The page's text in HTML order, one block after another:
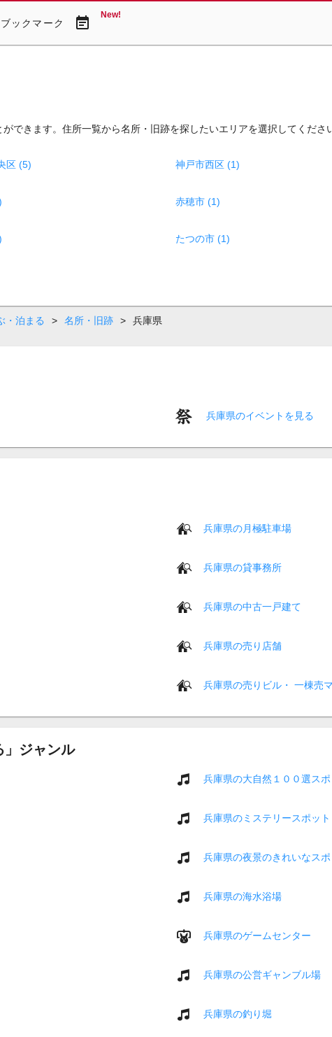
ブックマーク event_note New!
できます。住所一覧から名所・旧跡を探したいエリアを選択してくださ
区 (5) 神戸市西区 (1)
赤穂市 (1)
たつの市 (1)
泊まる > 名所・旧跡 > 兵庫県
兵庫県のイベントを見る
兵庫県の月極駐車場
兵庫県の貸事務所
兵庫県の中古一戸建て
兵庫県の売り店舗
兵庫県の売りビル・ 一棟売
ジャンル
兵庫県の大自然１００選ス
兵庫県のミステリースポット
兵庫県の夜景のきれいなス
兵庫県の海水浴場
兵庫県のゲームセンター
兵庫県の公営ギャンブル場
兵庫県の釣り堀